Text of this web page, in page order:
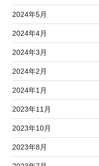
2024年5月
2024年4月
2024年3月
2024年2月
2024年1月
2023年11月
2023年10月
2023年8月